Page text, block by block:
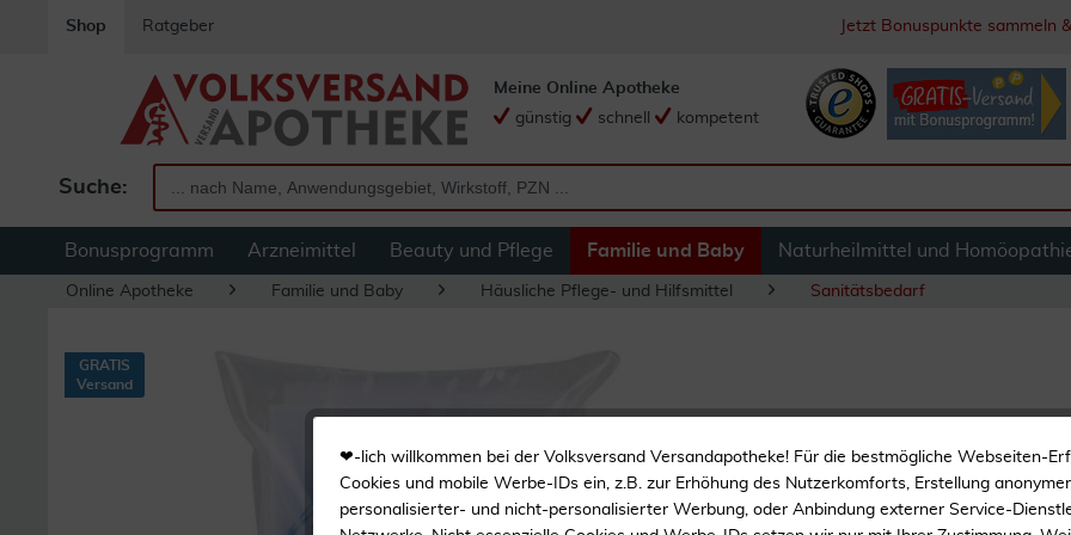
Shop Ratgeber Jetzt Bonuspunkte sammeln
Suche:
Meine Online Apotheke
günstig
schnell kompetent
Bonusprogramm Arzneimittel Beauty und Pflege Familie und Baby Naturheilmittel und
Online Apotheke Familie und Baby Häusliche Pflege- und Hilfsmittel Sanitätsbedarf
Arabin Würfel
GRATIS
Versand
❤-lich willkommen bei der Volksversand Versandapotheke! Für die bestmögliche Webseiten-
Cookies und mobile Werbe-IDs ein, z.B. zur Erhöhung des Nutzerkomforts, Erstellung
personalisierter- und nicht-personalisierter Werbung, oder Anbindung externer Service-